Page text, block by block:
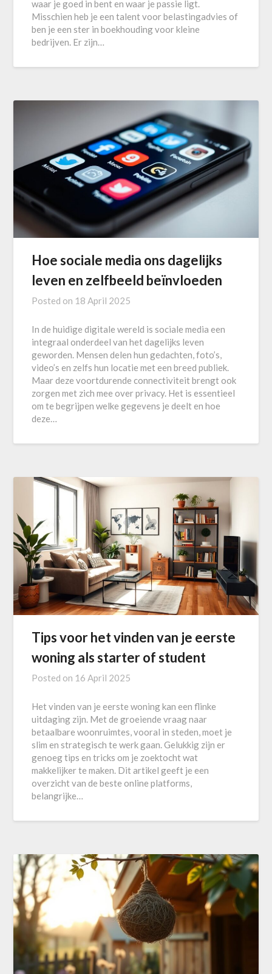
waar je goed in bent en waar je passie ligt.
Misschien heb je een talent voor belastingadvies of
ben je een ster in boekhouding voor kleine
bedrijven. Er zijn…
Hoe sociale media ons dagelijks
leven en zelfbeeld beïnvloeden
Posted on 18 April 2025
In de huidige digitale wereld is sociale media een
integraal onderdeel van het dagelijks leven
geworden. Mensen delen hun gedachten, foto’s,
video’s en zelfs hun locatie met een breed publiek.
Maar deze voortdurende connectiviteit brengt ook
zorgen met zich mee over privacy. Het is essentieel
om te begrijpen welke gegevens je deelt en hoe
deze…
Tips voor het vinden van je eerste
woning als starter of student
Posted on 16 April 2025
Het vinden van je eerste woning kan een flinke
uitdaging zijn. Met de groeiende vraag naar
betaalbare woonruimtes, vooral in steden, moet je
slim en strategisch te werk gaan. Gelukkig zijn er
genoeg tips en tricks om je zoektocht wat
makkelijker te maken. Dit artikel geeft je een
overzicht van de beste online platforms,
belangrijke…